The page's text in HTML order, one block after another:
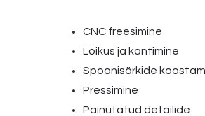
CNC freesimine
Lõikus ja kantimine
Spoonisärkide
Pressimine
Painutatud detailide